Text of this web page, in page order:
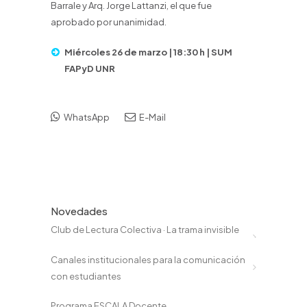
Barrale y Arq. Jorge Lattanzi, el que fue
aprobado por unanimidad.
Miércoles 26 de marzo | 18:30 h | SUM
FAPyD UNR
WhatsApp E-Mail
Novedades
Club de Lectura Colectiva · La trama invisible
Canales institucionales para la comunicación
con estudiantes